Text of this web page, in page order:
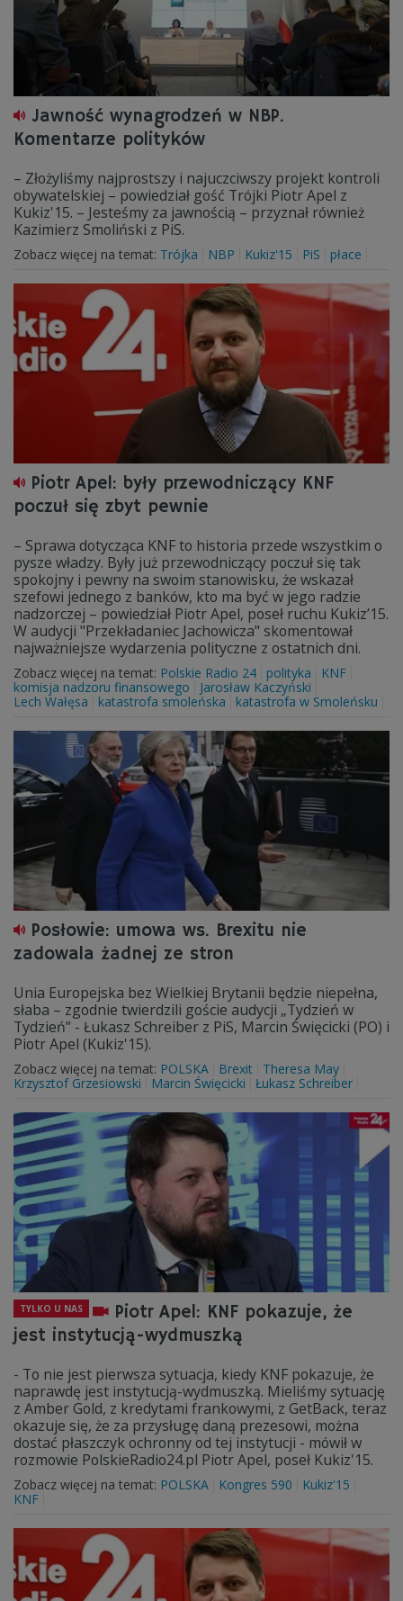
Jawność wynagrodzeń w NBP.
Komentarze polityków
– Złożyliśmy najprostszy i najuczciwszy projekt kontroli
obywatelskiej – powiedział gość Trójki Piotr Apel z
Kukiz'15. – Jesteśmy za jawnością – przyznał również
Kazimierz Smoliński z PiS.
Zobacz więcej na temat: Trójka NBP Kukiz'15 PiS płace
Piotr Apel: były przewodniczący KNF
poczuł się zbyt pewnie
– Sprawa dotycząca KNF to historia przede wszystkim o
pysze władzy. Były już przewodniczący poczuł się tak
spokojny i pewny na swoim stanowisku, że wskazał
szefowi jednego z banków, kto ma być w jego radzie
nadzorczej – powiedział Piotr Apel, poseł ruchu Kukiz’15.
W audycji "Przekładaniec Jachowicza" skomentował
najważniejsze wydarzenia polityczne z ostatnich dni.
Zobacz więcej na temat: Polskie Radio 24 polityka
KNF
komisja nadzoru finansowego
Jarosław Kaczyński
Lech Wałęsa
katastrofa smoleńska katastrofa w Smoleńsku
Posłowie: umowa ws. Brexitu nie
zadowala żadnej ze stron
Unia Europejska bez Wielkiej Brytanii będzie niepełna,
słaba – zgodnie twierdzili goście audycji „Tydzień w
Tydzień” - Łukasz Schreiber z PiS, Marcin Święcicki (PO) i
Piotr Apel (Kukiz'15).
Zobacz więcej na temat: POLSKA Brexit
Theresa May
Krzysztof Grzesiowski
Marcin Święcicki Łukasz Schreiber
TYLKO U NAS
Piotr Apel: KNF pokazuje, że
jest instytucją-wydmuszką
- To nie jest pierwsza sytuacja, kiedy KNF pokazuje, że
naprawdę jest instytucją-wydmuszką. Mieliśmy sytuację
z Amber Gold, z kredytami frankowymi, z GetBack, teraz
okazuje się, że za przysługę daną prezesowi, można
dostać płaszczyk ochronny od tej instytucji - mówił w
rozmowie PolskieRadio24.pl Piotr Apel, poseł Kukiz'15.
Zobacz więcej na temat: POLSKA Kongres 590
Kukiz'15
KNF